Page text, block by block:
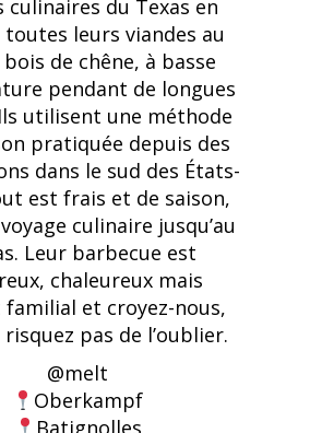
culinaires du Texas en
leurs viandes au
de chêne, à basse
pendant de longues
utilisent une méthode
pratiquée depuis des
dans le sud des États-
est frais et de saison,
culinaire jusqu’au
Leur barbecue est
chaleureux mais
et croyez-nous,
pas de l’oublier.
@melt
Oberkampf
Batignolles